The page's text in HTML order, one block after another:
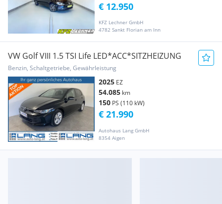
KFZ Lechner GmbH
4782 Sankt Florian am Inn
€ 12.950
VW Golf VIII 1.5 TSI Life LED*ACC*SITZHEIZUNG
Benzin, Schaltgetriebe, Gewährleistung
2025 EZ
54.085 km
150 PS (110 kW)
Autohaus Lang GmbH
8354 Aigen
€ 21.990